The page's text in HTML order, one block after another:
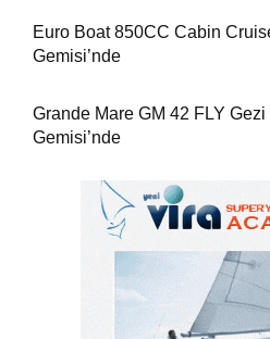
Euro Boat 850CC Cabin
Gemisi’nde
Grande Mare GM 42 FLY Gezi
Gemisi’nde